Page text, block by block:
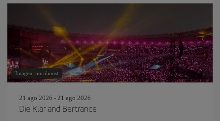
Imagen: nurulmust
21 ago 2026 - 21 ago 2026
Die Klar and Bertrance